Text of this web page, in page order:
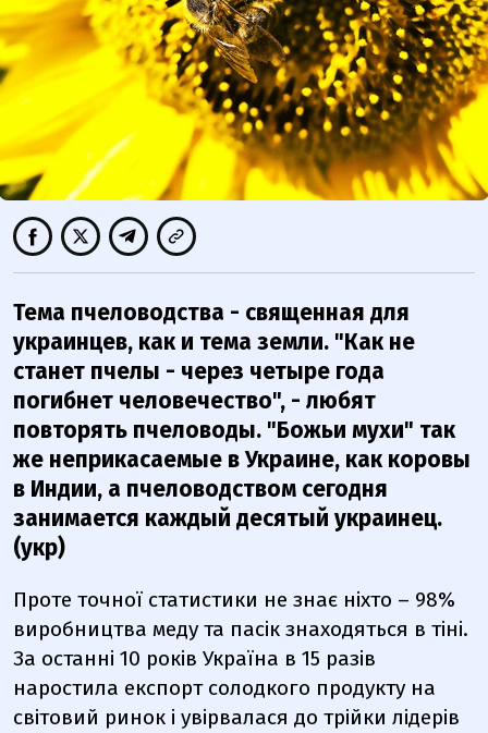
Тема пчеловодства - священная для
украинцев, как и тема земли. "Как не
станет пчелы - через четыре года
погибнет человечество", - любят
повторять пчеловоды. "Божьи мухи" так
же неприкасаемые в Украине, как коровы
в Индии, а пчеловодством сегодня
занимается каждый десятый украинец.
(укр)
Проте точної статистики не знає ніхто – 98%
виробництва меду та пасік знаходяться в тіні.
За останні 10 років Україна в 15 разів
наростила експорт солодкого продукту на
світовий ринок і увірвалася до трійки лідерів